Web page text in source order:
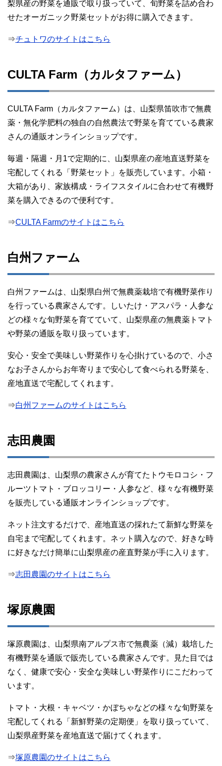
梨県産の野菜を通販で取り扱っていて、旬野菜を詰め合わ
せたオーガニック野菜セットがお得に購入できます。
⇒チュトワのサイトはこちら
CULTA Farm（カルタファーム）
CULTA Farm（カルタファーム）は、山梨県笛吹市で無農
薬・無化学肥料の独自の自然農法で野菜を育てている農家
さんの通販オンラインショップです。
毎週・隔週・月1で定期的に、山梨県産の産地直送野菜を
宅配してくれる「野菜セット」を販売しています。小箱・
大箱があり、家族構成・ライフスタイルに合わせて有機野
菜を購入できるので便利です。
⇒CULTA Farmのサイトはこちら
白州ファーム
白州ファームは、山梨県白州で無農薬栽培で有機野菜作り
を行っている農家さんです。しいたけ・アスパラ・人参な
どの様々な旬野菜を育てていて、山梨県産の無農薬トマト
や野菜の通販を取り扱っています。
安心・安全で美味しい野菜作りを心掛けているので、小さ
なお子さんからお年寄りまで安心して食べられる野菜を、
産地直送で宅配してくれます。
⇒白州ファームのサイトはこちら
志田農園
志田農園は、山梨県の農家さんが育てたトウモロコシ・フ
ルーツトマト・ブロッコリー・人参など、様々な有機野菜
を販売している通販オンラインショップです。
ネット注文するだけで、産地直送の採れたて新鮮な野菜を
自宅まで宅配してくれます。ネット購入なので、好きな時
に好きなだけ簡単に山梨県産の産直野菜が手に入ります。
⇒志田農園のサイトはこちら
塚原農園
塚原農園は、山梨県南アルプス市で無農薬（減）栽培した
有機野菜を通販で販売している農家さんです。見た目では
なく、健康で安心・安全な美味しい野菜作りにこだわって
います。
トマト・大根・キャベツ・かぼちゃなどの様々な旬野菜を
宅配してくれる「新鮮野菜の定期便」を取り扱っていて、
山梨県産野菜を産地直送で届けてくれます。
⇒塚原農園のサイトはこちら